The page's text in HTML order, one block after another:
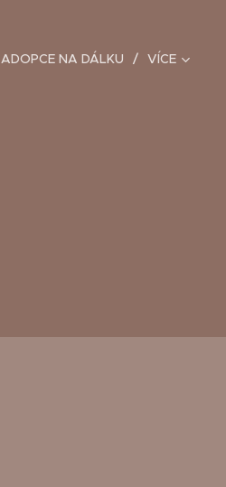
ADOPCE NA DÁLKU VÍCE